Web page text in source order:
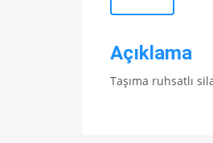
Açıklama
Taşıma ruhsatlı